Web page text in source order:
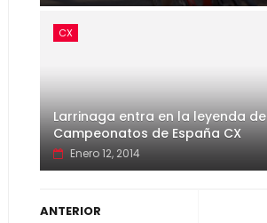
CX
Larrinaga entra en la leyenda
Campeonatos de España CX
Enero 12, 2014
ANTERIOR